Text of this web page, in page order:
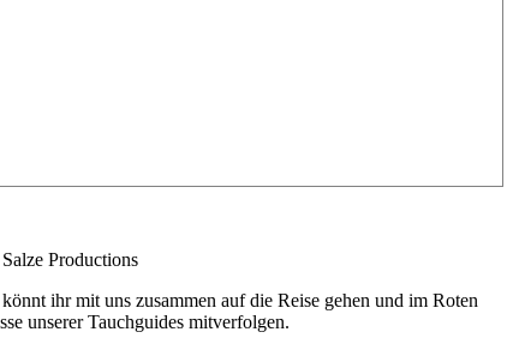
Productions
ihr mit uns zusammen auf die Reise gehen und im Roten
unserer Tauchguides mitverfolgen.